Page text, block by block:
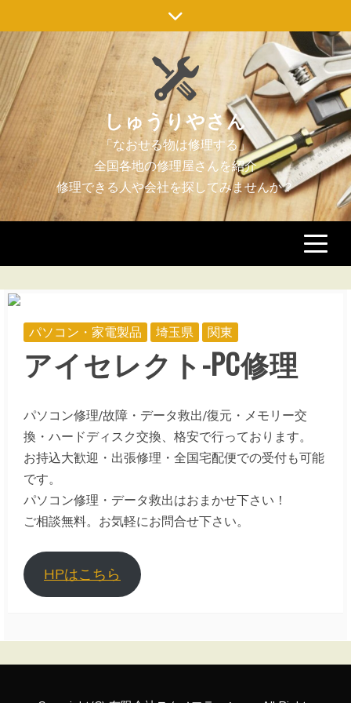
to
content
しゅうりやさん
パソコン・家電製品 埼玉県 関東
アイセレクト-PC修理
パソコン修理/故障・データ救出/復元・メモリー交
換・ハードディスク交換、格安で行っております。
お持込大歓迎・出張修理・全国宅配便での受付も可能
です。
パソコン修理・データ救出はおまかせ下さい！
ご相談無料。お気軽にお問合せ下さい。
HPはこちら